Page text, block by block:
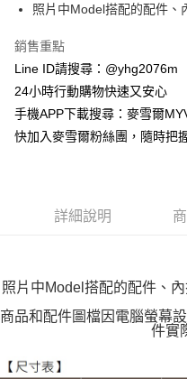
玉山商業銀行
台灣樂天信用卡公司
貨到付款
運送方式
全家取貨付款
每筆NT$100，滿NT$599(含以
每筆NT$100，滿NT$988(含
付款後萊爾富取貨
每筆NT$100，滿NT$988(含
7-11取貨付款
照片中Model搭配的配件、
銷售重點
Line ID請搜尋：@yhg2076m
24小時行動購物快速又安心
手機APP下載搜尋：麥雪爾
快加入麥雪爾粉絲團，隨時把
詳細說明
照片中Model搭配的配件、
商品和配件圖檔因電腦螢幕
件實